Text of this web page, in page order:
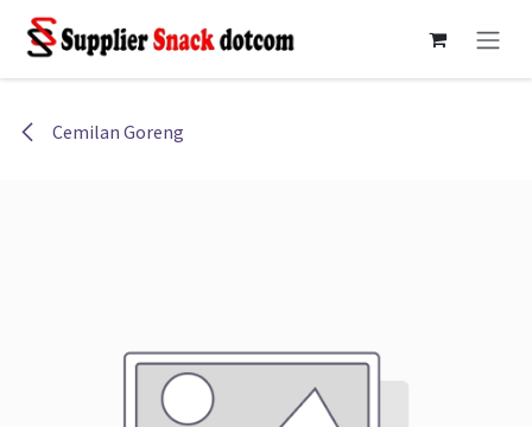
Skip ke Konten
Cemilan Goreng